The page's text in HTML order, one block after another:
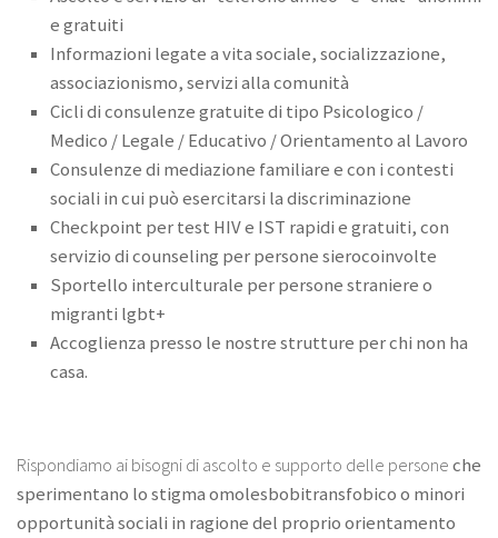
e gratuiti
Informazioni legate a vita sociale, socializzazione,
associazionismo, servizi alla comunità
Cicli di consulenze gratuite di tipo Psicologico /
Medico / Legale / Educativo / Orientamento al Lavoro
Consulenze di mediazione familiare e con i contesti
sociali in cui può esercitarsi la discriminazione
Checkpoint per test HIV e IST rapidi e gratuiti, con
servizio di counseling per persone sierocoinvolte
Sportello interculturale per persone straniere o
migranti lgbt+
Accoglienza presso le nostre strutture per chi non ha
casa.
Rispondiamo ai bisogni di ascolto e supporto delle personeche
sperimentano lo stigma omolesbobitransfobico o minori
opportunità sociali in ragione del proprio orientamento